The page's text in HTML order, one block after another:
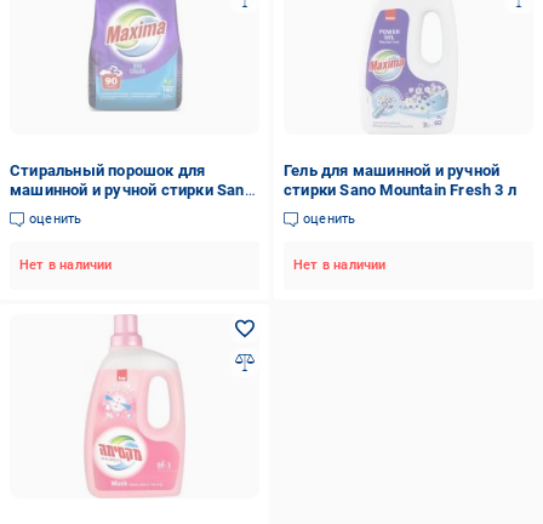
Стиральный порошок для
машинной и ручной стирки Sano
BIO 3,25 кг
оценить
Нет в наличии
Гель для машинной и ручной
стирки Sano Mountain Fresh 3 л
оценить
Нет в наличии